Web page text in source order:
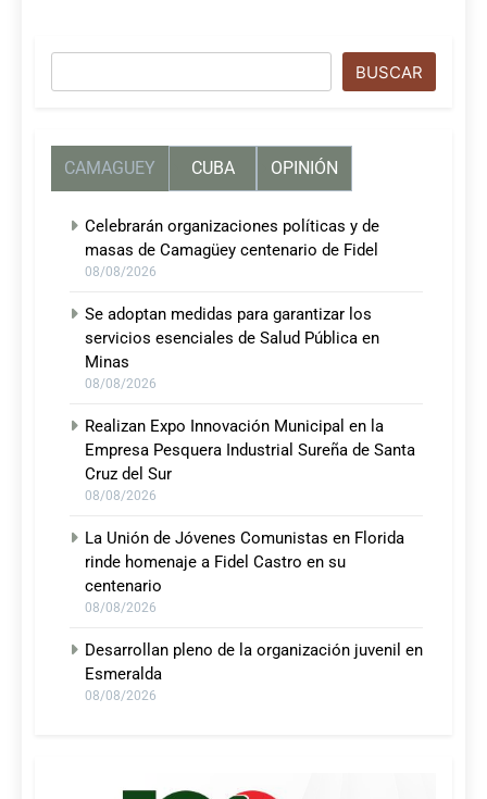
BUSCAR
CAMAGUEY CUBA OPINIÓN
Celebrarán organizaciones políticas y de
masas de Camagüey centenario de Fidel
08/08/2026
Se adoptan medidas para garantizar los
servicios esenciales de Salud Pública en
Minas
08/08/2026
Realizan Expo Innovación Municipal en la
Empresa Pesquera Industrial Sureña de Santa
Cruz del Sur
08/08/2026
La Unión de Jóvenes Comunistas en Florida
rinde homenaje a Fidel Castro en su
centenario
08/08/2026
Desarrollan pleno de la organización juvenil en
Esmeralda
08/08/2026